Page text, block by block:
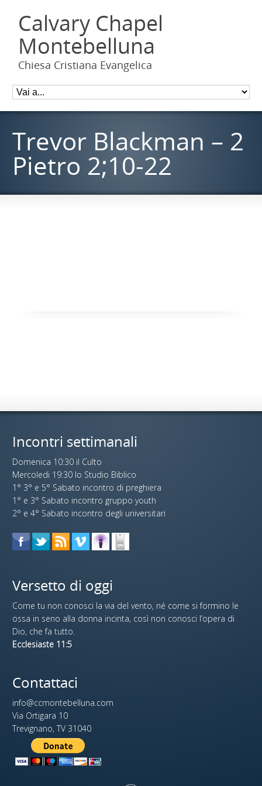
Calvary Chapel
Montebelluna
Chiesa Cristiana Evangelica
Trevor Blackman – 2
Pietro 2;10-22
Incontri settimanali
Domenica 10:30 il Culto
Mercoledi 19:30 lo Studio Biblico
1° 3° e 5° Sabato incontro di preghiera
1° e 3° Sabato incontro gruppo youth
2° e 4° Sabato incontro degli universitari
Versetto di oggi
Come tu non conosci la via del vento, né come si formino le
ossa in seno alla donna incinta, così non conosci l’opera di
Dio, che fa tutto.
Ecclesiaste 11:5
Contattaci
info@ccmontebelluna.com
Via Ortigara 10
Trevignano, TV 31040